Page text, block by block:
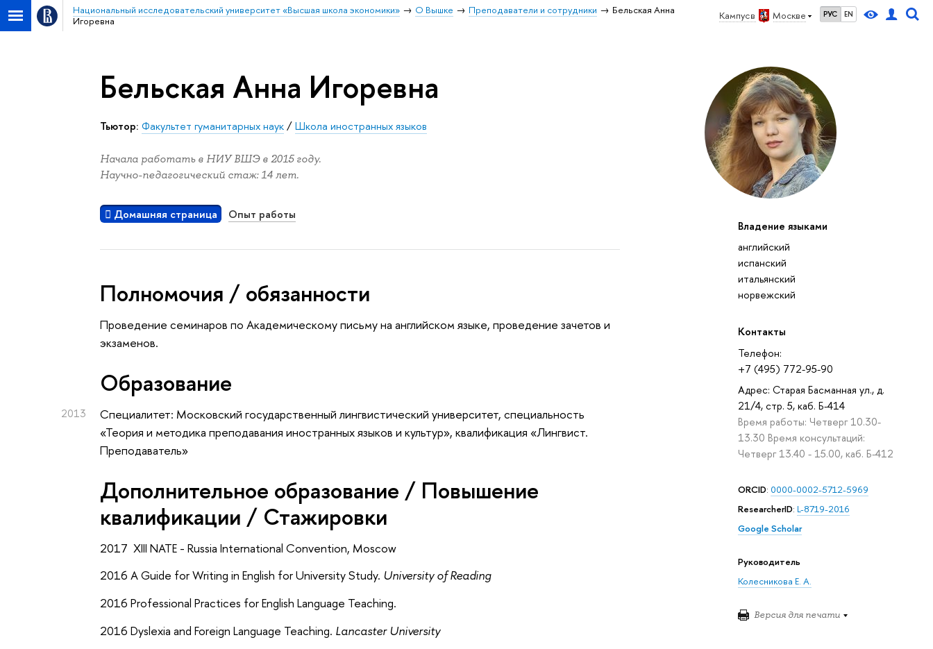
Кампус в Москве РУС EN
Национальный исследовательский университет «Высшая школа экономики» О Вышке Преподаватели и сотрудники
Бельская Анна
Игоревна
Владение языками
английский
испанский
итальянский
норвежский
Контакты
Телефон:
+7 (495) 772-95-90
Адрес: Старая Басманная ул., д.
21/4, стр. 5, каб. Б-414
Время работы: Четверг 10.30-
13.30 Время консультаций:
Четверг 13.40 - 15.00, каб. Б-412
ORCID: 0000-0002-5712-5969
ResearcherID: L-8719-2016
Google Scholar
Руководитель
Колесникова Е. А.
Версия для печати
Бельская Анна Игоревна
Тьютор: Факультет гуманитарных наук/Школа иностранных языков
Начала работать в НИУ ВШЭ в 2015 году.
Научно-педагогический стаж: 14 лет.
Домашняя страница Опыт работы
Полномочия / обязанности
Проведение семинаров по Академическому письму на английском языке, проведение зачетов и
экзаменов.
Oбразование
2013
Специалитет: Московский государственный лингвистический университет, специальность
«Теория и методика преподавания иностранных языков и культур», квалификация «Лингвист.
Преподаватель»
Дополнительное образование / Повышение
квалификации / Стажировки
2017 XIII NATE - Russia International Convention, Moscow
2016 A Guide for Writing in English for University Study. University of Reading
2016 Professional Practices for English Language Teaching.
2016 Dyslexia and Foreign Language Teaching. Lancaster University